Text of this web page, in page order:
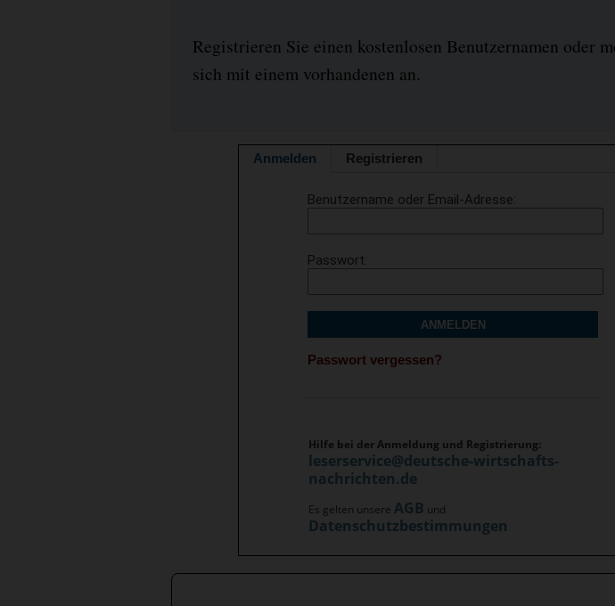
Registrieren Sie einen kostenlosen Benutzernamen oder
sich mit einem vorhandenen an.
Anmelden Registrieren
Benutzername oder Email-Adresse
Passwort
ANMELDEN
Passwort vergessen?
Hilfe bei der Anmeldung und Registrierung:
leserservice@deutsche-wirtschafts-
nachrichten.de
Es gelten unsere AGB und
Datenschutzbestimmungen